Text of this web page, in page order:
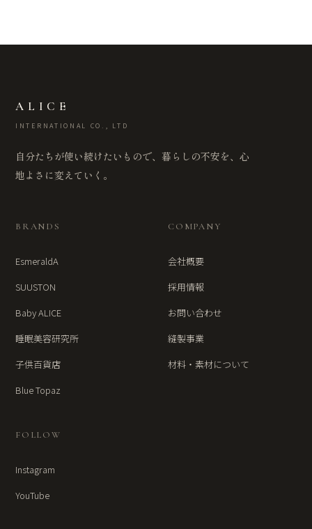
ALICE
INTERNATIONAL CO., LTD
自分たちが使い続けたいもので、暮らしの不安を、心
地よさに変えていく。
BRANDS
EsmeraldA
SUUSTON
Baby ALICE
睡眠美容研究所
子供百貨店
Blue Topaz
COMPANY
会社概要
採用情報
お問い合わせ
縫製事業
材料・素材について
FOLLOW
Instagram
YouTube